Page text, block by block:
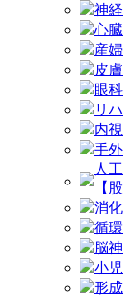
神
心
産
皮
眼科
リ
内
手
人
【
消
循
脳
小
形